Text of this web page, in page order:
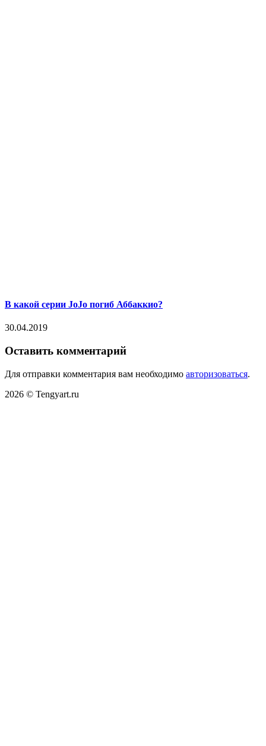
В какой серии JoJo погиб Аббаккио?
30.04.2019
Оставить комментарий
Для отправки комментария вам необходимо авторизоваться.
2026 © Tengyart.ru